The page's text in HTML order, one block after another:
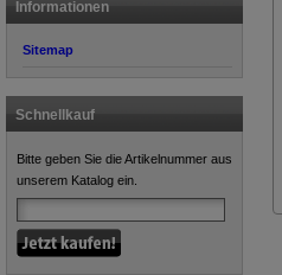
Informationen
Sitemap
Schnellkauf
Bitte geben Sie die Artikelnummer aus
unserem Katalog ein.